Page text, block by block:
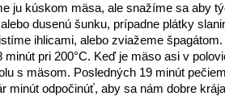
ju kúskom mäsa, ale snažíme sa aby
dusenú šunku, prípadne plátky
ihlicami, alebo zviažeme
minút pri 200°C. Keď je mäso asi v
s mäsom. Posledných 19 minút
minút odpočinúť, aby sa nám dobre